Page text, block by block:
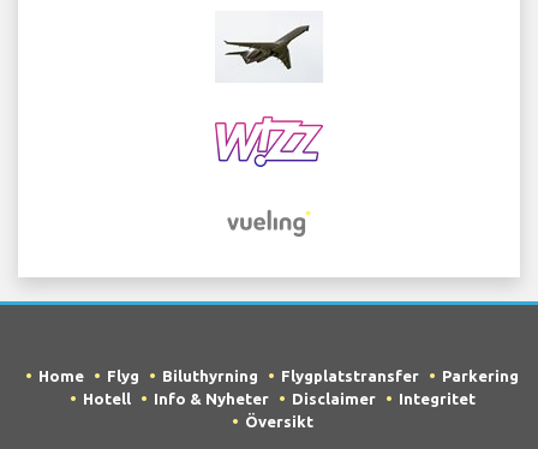
Home Flyg Biluthyrning Flygplatstransfer
Parkering
Hotell
Info & Nyheter Disclaimer
Integritet
Översikt